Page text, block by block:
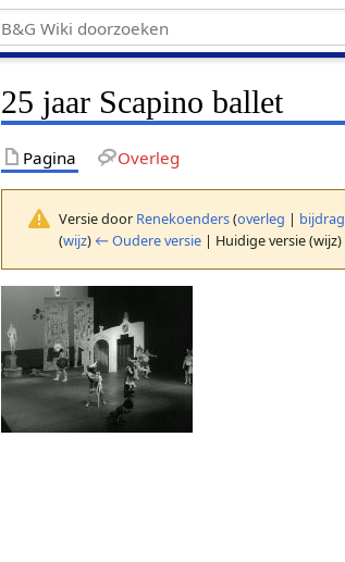
25 jaar Scapino ballet
Pagina Overleg
Versie door Renekoenders(overleg |
(wijz) ← Oudere versie | Huidige versie